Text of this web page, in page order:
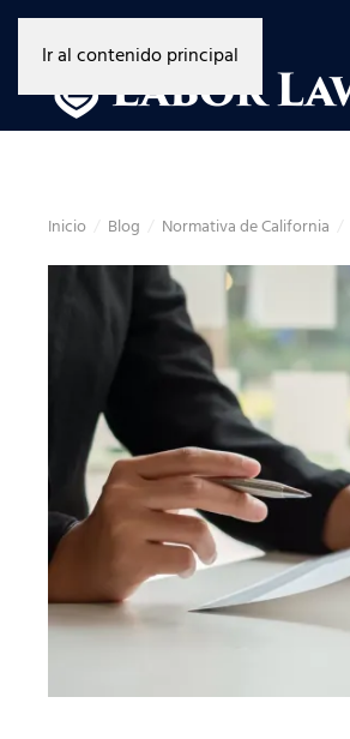
Ir al contenido principal
Inicio Blog Normativa de California